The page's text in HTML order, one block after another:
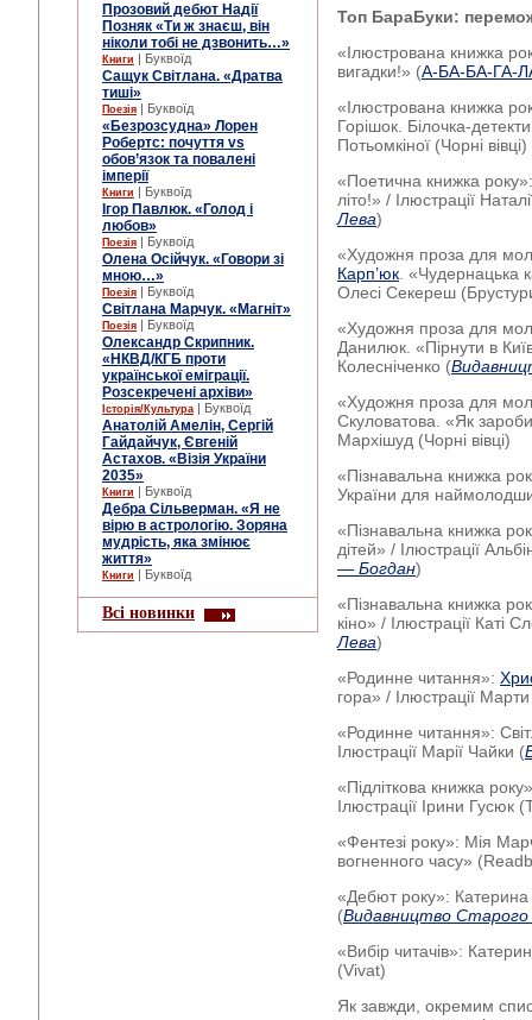
Прозовий дебют Надії
Позняк «Ти ж знаєш, він
ніколи тобі не дзвонить…»
Книги | Буквоїд
Сащук Світлана. «Дратва
тиші»
Поезія | Буквоїд
«Безрозсудна» Лорен
Робертс: почуття vs
обов’язок та повалені
імперії
Книги | Буквоїд
Ігор Павлюк. «Голод і
любов»
Поезія | Буквоїд
Олена Осійчук. «Говори зі
мною…»
Поезія | Буквоїд
Світлана Марчук. «Магніт»
Поезія | Буквоїд
Олександр Скрипник.
«НКВД/КГБ проти
української еміграції.
Розсекречені архіви»
Історія/Культура | Буквоїд
Анатолій Амелін, Сергій
Гайдайчук, Євгеній
Астахов. «Візія України
2035»
Книги | Буквоїд
Дебра Сільверман. «Я не
вірю в астрологію. Зоряна
мудрість, яка змінює
життя»
Книги | Буквоїд
Всі новинки
Топ БараБуки:
«Ілюстрована книжка
вигадки!» (А-БА-БА-ГА-
«Ілюстрована книжка
Горішок. Білочка-
Потьомкіної (Чорні вівці)
«Поетична книжка року»
літо!» / Ілюстрації
Лева)
«Художня проза для
Карп’юк . «Чудернацька
Олесі Секереш
«Художня проза для
Данилюк. «Пірнути в
Колесніченко (
«Художня проза для
Скуловатова. «Як
Мархішуд (Чорні вівці)
«Пізнавальна книжка
України для
«Пізнавальна книжка
дітей» / Ілюстрації
— Богдан)
«Пізнавальна книжка
кіно» / Ілюстрації Каті
Лева)
«Родинне читання»:
гора» / Ілюстрації
«Родинне читання»:
Ілюстрації Марії Чайки (
«Підліткова книжка року»
Ілюстрації Ірини Гусюк
«Фентезі року»: Мія
вогненного часу»
«Дебют року»: Катерина
(Видавництво Старого
«Вибір читачів»:
(Vivat)
Як завжди, окремим